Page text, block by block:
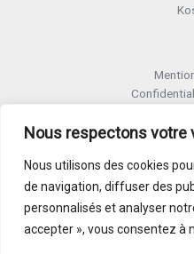
Nous respectons votre
Nous utilisons des cookies
de navigation, diffuser des
personnalisés et analyser
accepter », vous consentez à
Termes et